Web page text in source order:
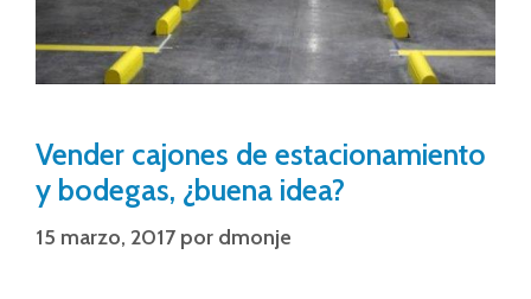
Vender cajones de estacionamiento
y bodegas, ¿buena idea?
15 marzo, 2017 por dmonje